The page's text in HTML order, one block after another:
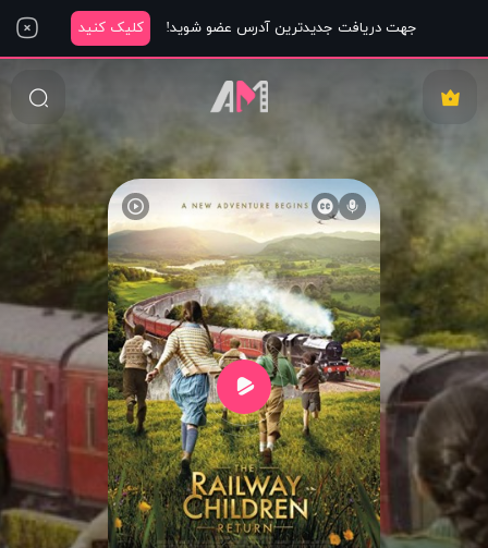
جهت دریافت جدیدترین آدرس عضو شوید! کلیک کنید